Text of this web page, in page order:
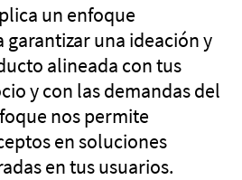
un enfoque
una ideación y
alineada con tus
y con las demandas del
nos permite
en soluciones
en tus usuarios.